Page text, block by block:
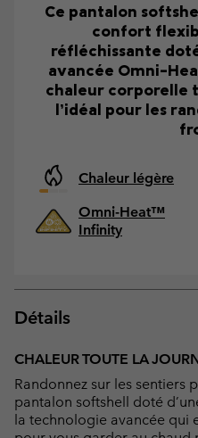
Ce pantalon
confort
réfléchissante
avancée Omni-
chaleur corporelle
l’idéal pour les
Chaleur légère
Omni-Heat™
Infinity
Détails
CHALEUR TOUTE LA
Randonnez sur les sentiers
pantalon softshell doté
la technologie avancée